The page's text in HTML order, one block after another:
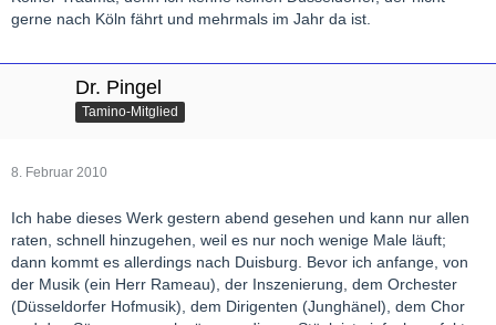
gerne nach Köln fährt und mehrmals im Jahr da ist.
Dr. Pingel
Tamino-Mitglied
8. Februar 2010
Ich habe dieses Werk gestern abend gesehen und kann nur allen
raten, schnell hinzugehen, weil es nur noch wenige Male läuft;
dann kommt es allerdings nach Duisburg. Bevor ich anfange, von
der Musik (ein Herr Rameau), der Inszenierung, dem Orchester
(Düsseldorfer Hofmusik), dem Dirigenten (Junghänel), dem Chor